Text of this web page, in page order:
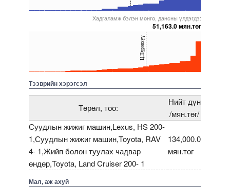
5000000000000005271705500000000000000527188750000000000000052716975000000000000005271857
Хадгаламж бэлэн мөнгө, дансны үлдэгдэ:
51,163.0 мян.төг
50000000000000052717045000000000000005229295
Ц.Пүрэвхүү
Тээврийн хэрэгсэл
Төрөл, тоо:
Нийт дүн
/мян.төг/
Суудлын жижиг машин,Lexus, HS 200-
1,Суудлын жижиг машин,Toyota, RAV
4- 1,Жийп болон туулах чадвар
өндөр,Toyota, Land Cruiser 200- 1
134,000.0
мян.төг
Мал, аж ахуй